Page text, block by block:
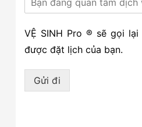
VỆ SINH Pro ® sẽ gọi
được đặt lịch của bạn.
Gửi đi